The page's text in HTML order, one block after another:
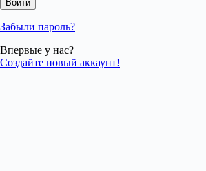
Забыли пароль?
Впервые у нас?
Создайте новый аккаунт!